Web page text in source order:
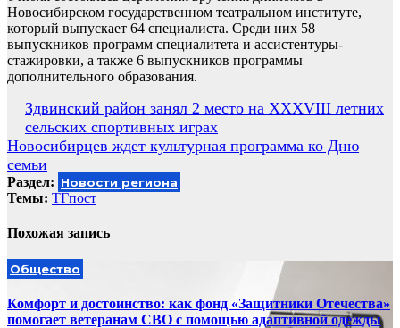
Новосибирском государственном театральном институте,
который выпускает 64 специалиста. Среди них 58
выпускников программ специалитета и ассистентуры-
стажировки, а также 6 выпускников программы
дополнительного образования.
Навигация
по
записям
Здвинский район занял 2 место на XXXVIII летних
сельских спортивных играх
Новосибирцев ждет культурная программа ко Дню
семьи
Раздел: Новости региона
Темы: ТГпост
Похожая запись
Общество
Комфорт и достоинство: как фонд «Защитники Отечества»
помогает ветеранам СВО с помощью адаптивной одежды